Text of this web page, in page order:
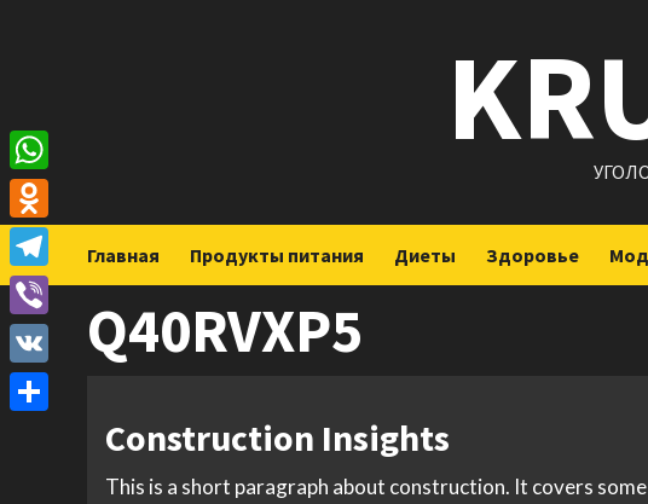
Главная Продукты питания Диеты Здоровье
Q40RVXP5
Construction Insights
This is a short paragraph about construction. It covers
WhatsApp
Odnoklassniki
Telegram
Viber
VK
Отправить